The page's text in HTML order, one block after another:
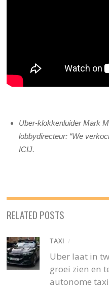
Uber-klokkenluider Mark
lobbydirecteur: “We
ICIJ.
RELATED POSTS
TAXI /
Uber laat in
groei zien en
autonome